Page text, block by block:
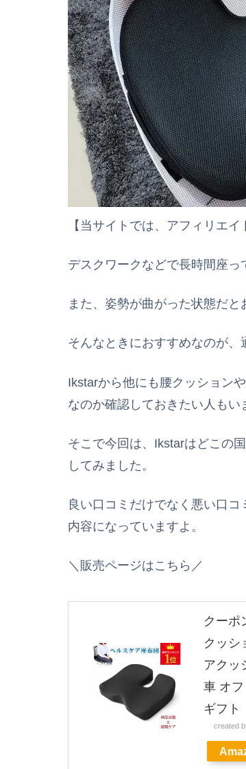
【当サイトでは、アフィリエ
デスクワークなどで長時間座っ
また、姿勢が曲がった状態だ
そんなときにおすすめなのが
Ikstarから他にも腰クッション
なのか確認しておきたい人もい
そこで今回は、Ikstarはどこの
してみました。
良い口コミだけでなく悪い口
内容になっていますよ。
＼販売ページはこちら／
クーポ
クッシ
アクッ
車 オ
ギフト
created